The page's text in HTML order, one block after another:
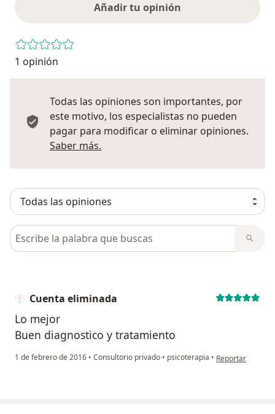
Añadir tu opinión
1 opinión
Todas las opiniones son importantes, por
este motivo, los especialistas no pueden
pagar para modificar o eliminar opiniones.
Saber más.
Busca en opiniones
Cuenta eliminada
Lo mejor
Buen diagnostico y tratamiento
1 de febrero de 2016 • Consultorio privado • psicoterapia • en opinión del
Reportar